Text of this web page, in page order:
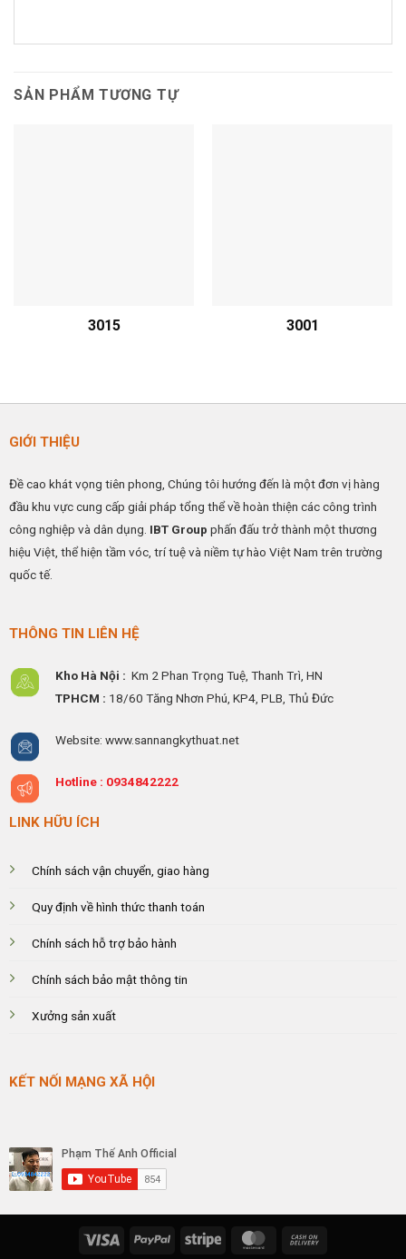
SẢN PHẨM TƯƠNG TỰ
3015 3001
GIỚI THIỆU
Đề cao khát vọng tiên phong, Chúng tôi hướng đến là một đơn vị hàng
đầu khu vực cung cấp giải pháp tổng thể về hoàn thiện các công trình
công nghiệp và dân dụng. IBT Group phấn đấu trở thành một thương
hiệu Việt, thể hiện tầm vóc, trí tuệ và niềm tự hào Việt Nam trên trường
quốc tế.
THÔNG TIN LIÊN HỆ
Kho Hà Nội : Km 2 Phan Trọng Tuệ, Thanh Trì, HN
TPHCM : 18/60 Tăng Nhơn Phú, KP4, PLB, Thủ Đức
Website: www.sannangkythuat.net
Hotline : 0934842222
LINK HỮU ÍCH
Chính sách vận chuyển, giao hàng
Quy định về hình thức thanh toán
Chính sách hỗ trợ bảo hành
Chính sách bảo mật thông tin
Xưởng sản xuất
KẾT NỐI MẠNG XÃ HỘI
Visa PayPal Stripe MasterCard